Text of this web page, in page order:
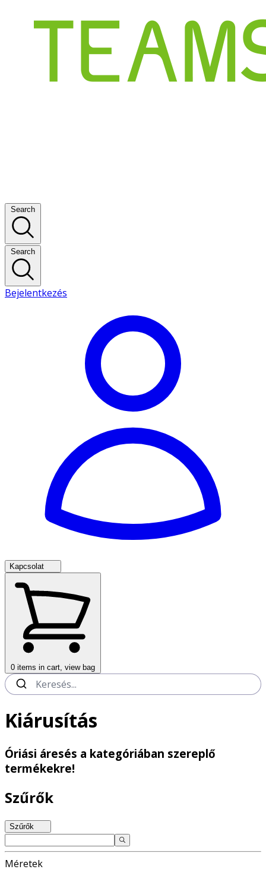
Search
Search
Bejelentkezés
Kapcsolat
0 items in cart, view bag
Kiárusítás
Óriási áresés a kategóriában szereplő
termékekre!
Szűrők
Szűrők
Méretek